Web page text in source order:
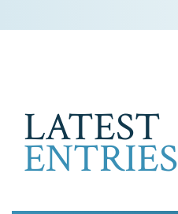
LATEST
ENTRIES